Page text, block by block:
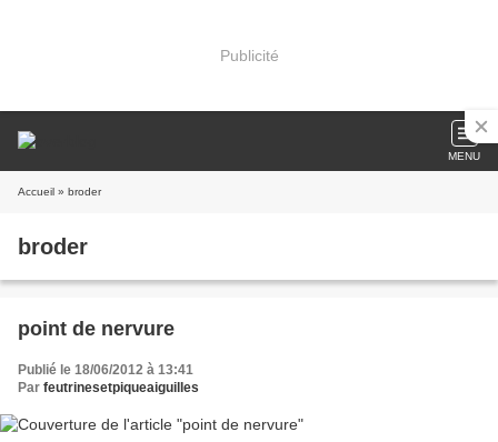
Publicité
MENU
Accueil » broder
broder
point de nervure
Publié le 18/06/2012 à 13:41
Par feutrinesetpiqueaiguilles